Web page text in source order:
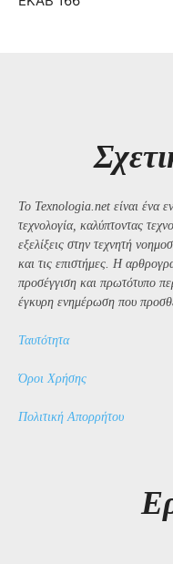
Το Texnologia.net είναι ένα
τεχνολογία, καλύπτοντας
εξελίξεις στην τεχνητή
και τις επιστήμες. Η
προσέγγιση και πρωτότυπο
έγκυρη ενημέρωση που
Ταυτότητα
Όροι Χρήσης
Πολιτική Απορρήτου